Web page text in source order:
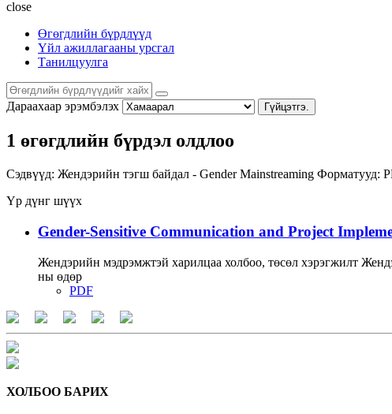
close
Өгөгдлийн бүрдлүүд
Үйл ажиллагааны урсгал
Танилцуулга
Дараахаар эрэмбэлэх Гүйцэтгэ.
1 өгөгдлийн бүрдэл олдлоо
Сэдвүүд: Жендэрийн тэгш байдал - Gender Mainstreaming Форматууд:
Үр дүнг шүүх
Gender-Sensitive Communication and Project
Жендэрийн мэдрэмжтэй харилцаа холбоо, төсөл хэрэгжилт
ны өдөр
PDF
ХОЛБОО БАРИХ